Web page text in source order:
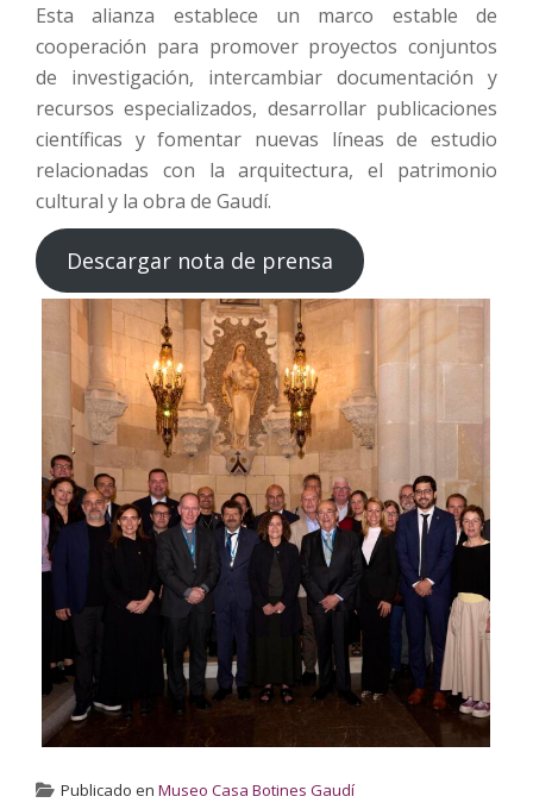
Esta alianza establece un marco estable de
cooperación para promover proyectos conjuntos
de investigación, intercambiar documentación y
recursos especializados, desarrollar publicaciones
científicas y fomentar nuevas líneas de estudio
relacionadas con la arquitectura, el patrimonio
cultural y la obra de Gaudí.
Descargar nota de prensa
Publicado en Museo Casa Botines Gaudí